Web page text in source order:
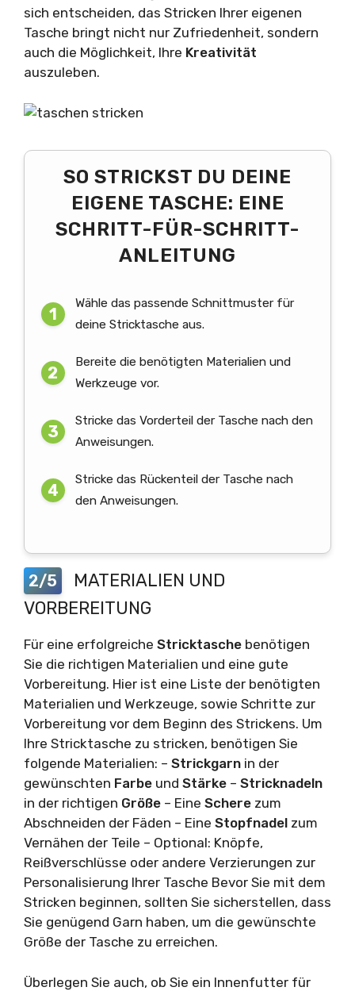
sich entscheiden, das Stricken Ihrer eigenen
Tasche bringt nicht nur Zufriedenheit, sondern
auch die Möglichkeit, Ihre Kreativität
auszuleben.
SO STRICKST DU DEINE
EIGENE TASCHE: EINE
SCHRITT-FÜR-SCHRITT-
ANLEITUNG
Wähle das passende Schnittmuster für
deine Stricktasche aus.
Bereite die benötigten Materialien und
Werkzeuge vor.
Stricke das Vorderteil der Tasche nach den
Anweisungen.
Stricke das Rückenteil der Tasche nach
den Anweisungen.
2/5
MATERIALIEN UND
VORBEREITUNG
Für eine erfolgreiche Stricktasche benötigen
Sie die richtigen Materialien und eine gute
Vorbereitung. Hier ist eine Liste der benötigten
Materialien und Werkzeuge, sowie Schritte zur
Vorbereitung vor dem Beginn des Strickens. Um
Ihre Stricktasche zu stricken, benötigen Sie
folgende Materialien: – Strickgarn in der
gewünschten Farbe und Stärke – Stricknadeln
in der richtigen Größe – Eine Schere zum
Abschneiden der Fäden – Eine Stopfnadel zum
Vernähen der Teile – Optional: Knöpfe,
Reißverschlüsse oder andere Verzierungen zur
Personalisierung Ihrer Tasche Bevor Sie mit dem
Stricken beginnen, sollten Sie sicherstellen, dass
Sie genügend Garn haben, um die gewünschte
Größe der Tasche zu erreichen.
Überlegen Sie auch, ob Sie ein Innenfutter für